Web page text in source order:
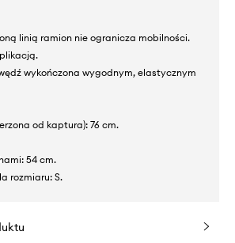
linią ramion nie ogranicza mobilności.
wykończona wygodnym, elastycznym
od kaptura): 76 cm.
54 cm.
rozmiaru: S.